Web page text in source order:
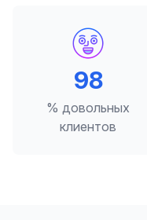
98
% довольных
клиентов